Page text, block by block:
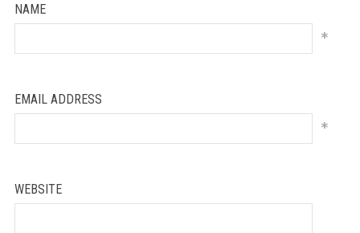
NAME
*
EMAIL ADDRESS
*
WEBSITE